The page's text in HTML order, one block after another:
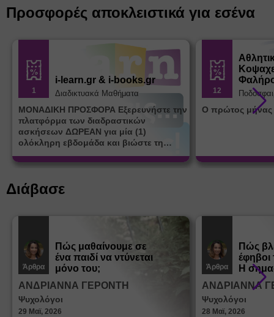
Προσφορές αποκλειστικά για εσένα
1
i-learn.gr & i-books.gr
Διαδικτυακά Μαθήματα
ΜΟΝΑΔΙΚΗ ΠΡΟΣΦΟΡΑ Εξερευνήστε την
πλατφόρμα των διαδραστικών
ασκήσεων ΔΩΡΕΑΝ για μία (1)
ολόκληρη εβδομάδα και βιώστε τη
μοναδική εμπειρία εκμάθησης του i-
learn.gr* * Αφορά νέες εγγραφές
12
Ο πρώτος
Διάβασε
Άρθρα
Πώς μαθαίνουμε σε
ένα παιδί να ντύνεται
μόνο του;
ΑΝΔΡΙΑΝΝΑ ΓΕΡΟΝΤΗ
Ψυχολόγοι
29 Μαϊ, 2026
Άρθρα
Πώς
Η
στη
ΑΝΔΡΙΑΝΝΑ
Ψυχολόγοι
28 Μαϊ, 2026